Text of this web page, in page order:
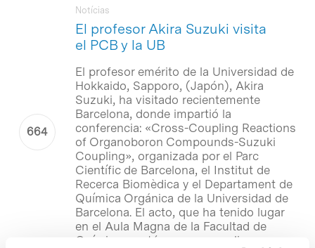
El profesor Akira Suzuki visita
el PCB y la UB
Notícias
El profesor emérito de la Universidad de
Hokkaido, Sapporo, (Japón), Akira
Suzuki, ha visitado recientemente
Barcelona, donde impartió la
conferencia: «Cross-Coupling Reactions
of Organoboron Compounds-Suzuki
Coupling», organizada por el Parc
Científic de Barcelona, el Institut de
Recerca Biomèdica y el Departament de
Química Orgánica de la Universidad de
Barcelona. El acto, que ha tenido lugar
en el Aula Magna de la Facultad de
Química, contó con una amplia